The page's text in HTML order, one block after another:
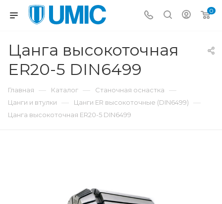
0
Цанга высокоточная
ER20-5 DIN6499
Главная — Каталог — Станочная оснастка —
Цанги и втулки — Цанги ER высокоточные (DIN6499) —
Цанга высокоточная ER20-5 DIN6499